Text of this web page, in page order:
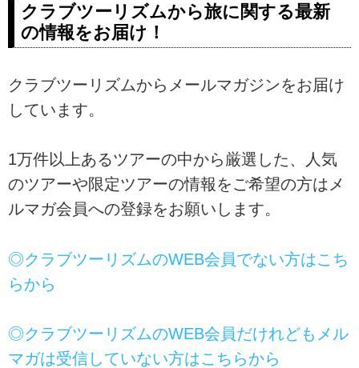
クラブツーリズムから旅に関する最新
の情報をお届け！
クラブツーリズムからメールマガジンをお届け
しています。
1万件以上あるツアーの中から厳選した、人気
のツアーや限定ツアーの情報をご希望の方はメ
ルマガ会員への登録をお願いします。
◎クラブツーリズムのWEB会員でない方はこち
らから
◎クラブツーリズムのWEB会員だけれどもメル
マガは受信していない方はこちらから